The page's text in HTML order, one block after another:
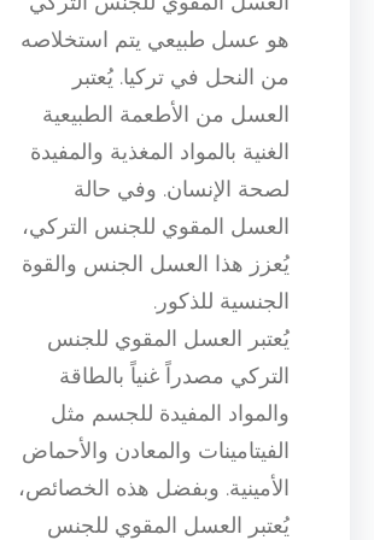
هو عسل طبيعي يتم استخلاصه
من النحل في تركيا. يُعتبر
العسل من الأطعمة الطبيعية
الغنية بالمواد المغذية والمفيدة
لصحة الإنسان. وفي حالة
العسل المقوي للجنس التركي،
يُعزز هذا العسل الجنس والقوة
الجنسية للذكور.
يُعتبر العسل المقوي للجنس
التركي مصدراً غنياً بالطاقة
والمواد المفيدة للجسم مثل
الفيتامينات والمعادن والأحماض
الأمينية. وبفضل هذه الخصائص،
يُعتبر العسل المقوي للجنس